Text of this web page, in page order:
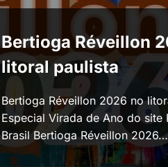
Bertioga Réveillon
litoral paulista
Bertioga Réveillon 2026 no
Especial Virada de Ano do site
Brasil Bertioga Réveillon 2026…